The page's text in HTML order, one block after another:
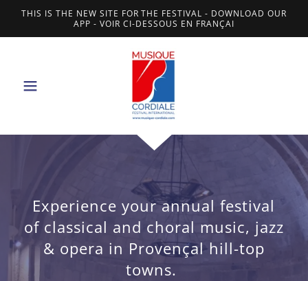
THIS IS THE NEW SITE FOR THE FESTIVAL - DOWNLOAD OUR
APP - VOIR CI-DESSOUS EN FRANÇAI
Experience your annual festival
of classical and choral music, jazz
& opera in Provençal hill-top
towns.